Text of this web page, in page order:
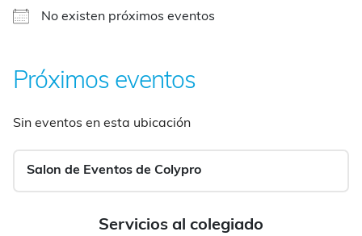
Servicios al colegiado
No existen próximos eventos
Próximos eventos
Sin eventos en esta ubicación
Salon de Eventos de Colypro